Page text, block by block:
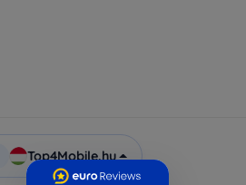
Top4Mobile.hu